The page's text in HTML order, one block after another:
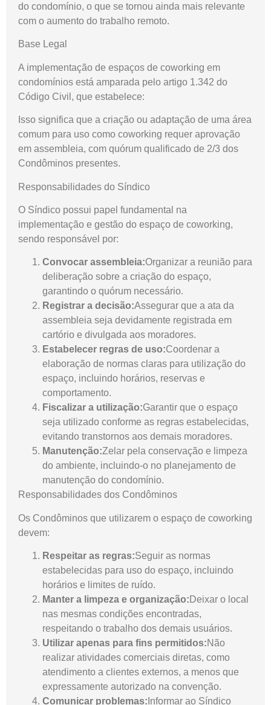
do condomínio, o que se tornou ainda mais relevante
com o aumento do trabalho remoto.
Base Legal
A implementação de espaços de coworking em
condomínios está amparada pelo artigo 1.342 do
Código Civil, que estabelece:
Isso significa que a criação ou adaptação de uma área
comum para uso como coworking requer aprovação
em assembleia, com quórum qualificado de 2/3 dos
Condôminos presentes.
Responsabilidades do Síndico
O Síndico possui papel fundamental na
implementação e gestão do espaço de coworking,
sendo responsável por:
Convocar assembleia:Organizar a reunião para
deliberação sobre a criação do espaço,
garantindo o quórum necessário.
Registrar a decisão:Assegurar que a ata da
assembleia seja devidamente registrada em
cartório e divulgada aos moradores.
Estabelecer regras de uso:Coordenar a
elaboração de normas claras para utilização do
espaço, incluindo horários, reservas e
comportamento.
Fiscalizar a utilização:Garantir que o espaço
seja utilizado conforme as regras estabelecidas,
evitando transtornos aos demais moradores.
Manutenção:Zelar pela conservação e limpeza
do ambiente, incluindo-o no planejamento de
manutenção do condomínio.
Responsabilidades dos Condôminos
Os Condôminos que utilizarem o espaço de coworking
devem:
Respeitar as regras:Seguir as normas
estabelecidas para uso do espaço, incluindo
horários e limites de ruído.
Manter a limpeza e organização: Deixar o local
nas mesmas condições encontradas,
respeitando o trabalho dos demais usuários.
Utilizar apenas para fins permitidos:Não
realizar atividades comerciais diretas, como
atendimento a clientes externos, a menos que
expressamente autorizado na convenção.
Comunicar problemas: Informar ao Síndico